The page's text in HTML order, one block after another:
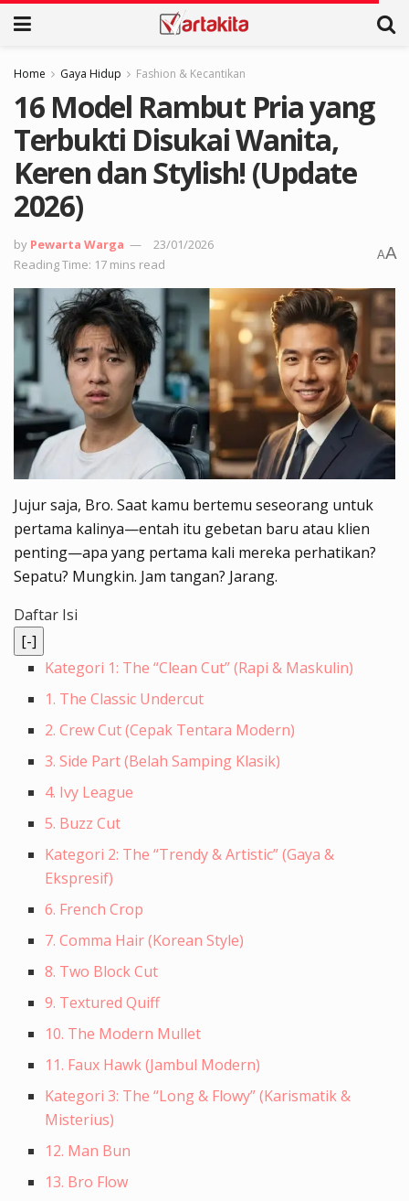
Home Gaya Hidup Fashion & Kecantikan
16 Model Rambut Pria yang
Terbukti Disukai Wanita,
Keren dan Stylish! (Update
2026)
by Pewarta Warga
23/01/2026
Reading Time: 17 mins read
AA
Jujur saja, Bro. Saat kamu bertemu seseorang untuk
pertama kalinya—entah itu gebetan baru atau klien
penting—apa yang pertama kali mereka perhatikan?
Sepatu? Mungkin. Jam tangan? Jarang.
Daftar Isi
[-]
Kategori 1: The “Clean Cut” (Rapi & Maskulin)
1. The Classic Undercut
2. Crew Cut (Cepak Tentara Modern)
3. Side Part (Belah Samping Klasik)
4. Ivy League
5. Buzz Cut
Kategori 2: The “Trendy & Artistic” (Gaya &
Ekspresif)
6. French Crop
7. Comma Hair (Korean Style)
8. Two Block Cut
9. Textured Quiff
10. The Modern Mullet
11. Faux Hawk (Jambul Modern)
Kategori 3: The “Long & Flowy” (Karismatik &
Misterius)
12. Man Bun
13. Bro Flow